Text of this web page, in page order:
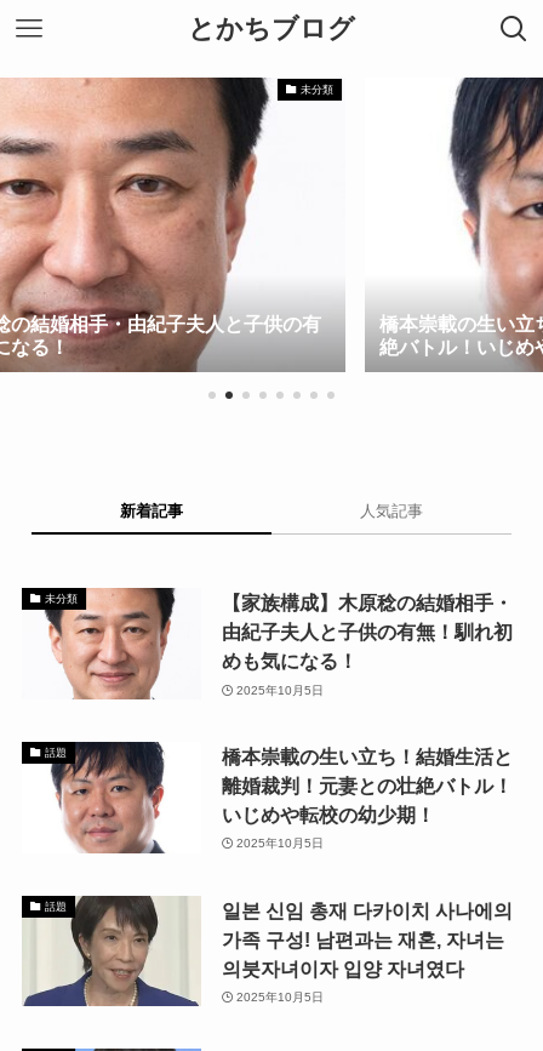
とかちブログ
人と子供の有
橋本崇載の生い立ち！結婚生活と離婚
絶バトル！いじめや転校の幼少期！
新着記事 人気記事
未分類
【家族構成】木原稔の結婚相手・
由紀子夫人と子供の有無！馴れ初
めも気になる！
2025年10月5日
話題
橋本崇載の生い立ち！結婚生活と
離婚裁判！元妻との壮絶バトル！
いじめや転校の幼少期！
2025年10月5日
話題
일본 신임 총재 다카이치 사나에의
가족 구성! 남편과는 재혼, 자녀는
의붓자녀이자 입양 자녀였다
2025年10月5日